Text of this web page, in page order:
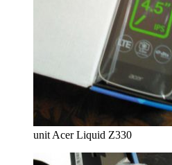
unit Acer Liquid Z330